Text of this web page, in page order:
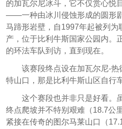
的加瓦尔尼冰斗，它不仅赏心悦
——一种由冰川侵蚀形成的圆形
马蹄形岩壁，自1997年起被列为
产，位于比利牛斯国家公园内。
的环法车队到访，直到现在。
该赛段终点设在加瓦尔尼-
特山口，那是比利牛斯山区自行
这个赛段也并非只是好看。
终点爬坡并不特别艰难（18.7公
紧接在传奇的图尔马莱山口（